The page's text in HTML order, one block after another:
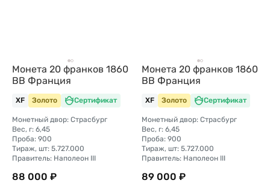
Монета 20 франков 1860
BB Франция
XF Золото Сертификат
Монетный двор: Страсбург
Вес, г: 6,45
Проба: 900
Тираж, шт: 5.727.000
Правитель: Наполеон III
88 000 ₽
Монета 20 франков 1860
BB Франция
XF Золото Сертификат
Монетный двор: Страсбург
Вес, г: 6,45
Проба: 900
Тираж, шт: 5.727.000
Правитель: Наполеон III
89 000 ₽